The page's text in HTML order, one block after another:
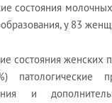
состояния
у 83
состояния
и